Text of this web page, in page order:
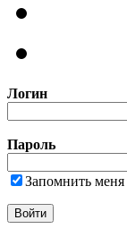
Логин
Пароль
Запомнить меня